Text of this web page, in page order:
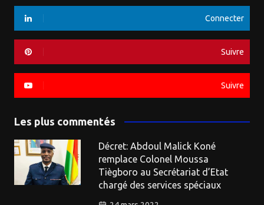
Connecter
Suivre
Suivre
Les plus commentés
Décret: Abdoul Malick Koné
remplace Colonel Moussa
Tiègboro au Secrétariat d’Etat
chargé des services spéciaux